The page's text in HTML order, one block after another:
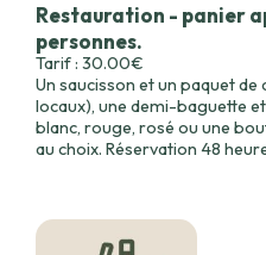
Restauration - panier
personnes.
Tarif : 30.00€
Un saucisson et un paquet
locaux), une demi-baguette
blanc, rouge, rosé ou une
au choix. Réservation 48